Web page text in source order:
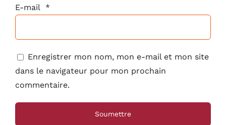
E-mail *
Enregistrer mon nom, mon e-mail et mon site
dans le navigateur pour mon prochain
commentaire.